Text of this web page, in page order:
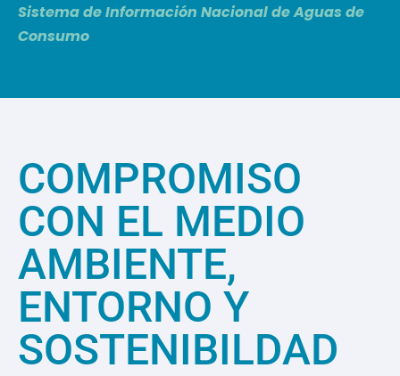
Sistema de Información Nacional de Aguas de
Consumo
COMPROMISO
CON EL MEDIO
AMBIENTE,
ENTORNO Y
SOSTENIBILDAD